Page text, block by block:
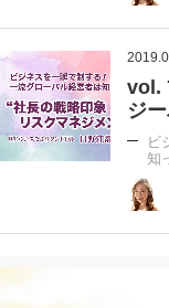
vol.
ジ
ビ
知